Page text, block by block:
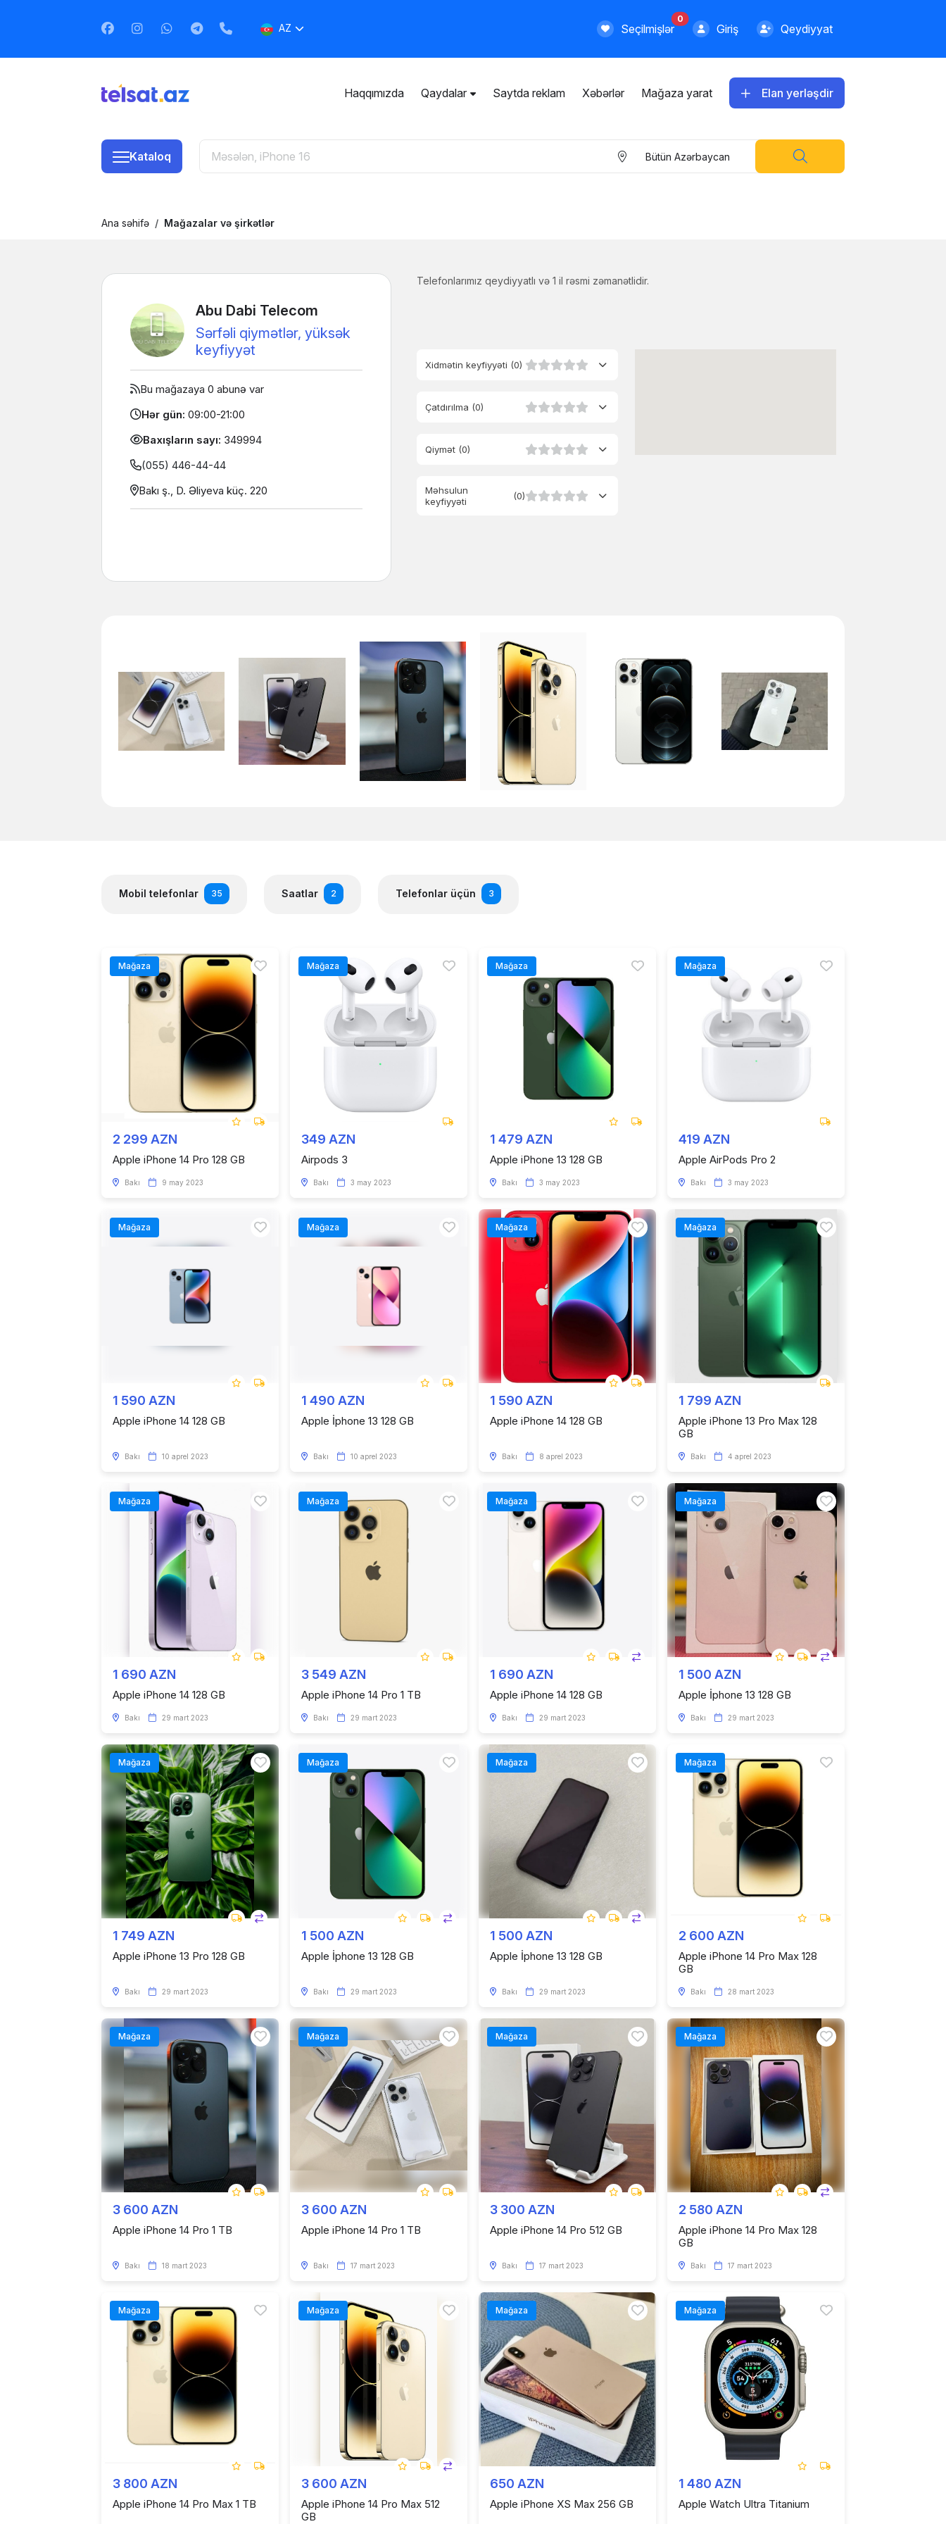
AZ Seçilmişlər
0
Giriş Qeydiyyat
Haqqımızda Qaydalar Saytda reklam Xəbərlər Mağaza yarat Elan yerləşdir
Kataloq Bütün Azərbaycan
Ana səhifə Mağazalar və şirkətlər
Abu Dabi Telecom
Sərfəli qiymətlər, yüksək
keyfiyyət
Bu mağazaya 0 abunə var
Hər gün: 09:00-21:00
Baxışların sayı: 349994
(055) 446-44-44
Bakı ş., D. Əliyeva küç. 220
Telefonlarımız qeydiyyatlı və 1 il rəsmi zəmanətlidir.
Xidmətin keyfiyyəti (0)
Çatdırılma (0)
Qiymət (0)
Məhsulun
keyfiyyəti
(0)
Mobil telefonlar 35 Saatlar 2 Telefonlar üçün 3
Mağaza
2 299 AZN
Apple iPhone 14 Pro 128 GB
Bakı 9 may 2023
Mağaza
349 AZN
Airpods 3
Bakı 3 may 2023
Mağaza
1 479 AZN
Apple iPhone 13 128 GB
Bakı 3 may 2023
Mağaza
419 AZN
Apple AirPods Pro 2
Bakı 3 may 2023
Mağaza
1 590 AZN
Apple iPhone 14 128 GB
Bakı 10 aprel 2023
Mağaza
1 490 AZN
Apple İphone 13 128 GB
Bakı 10 aprel 2023
Mağaza
1 590 AZN
Apple iPhone 14 128 GB
Bakı 8 aprel 2023
Mağaza
1 799 AZN
Apple iPhone 13 Pro Max 128
GB
Bakı 4 aprel 2023
Mağaza
1 690 AZN
Apple iPhone 14 128 GB
Bakı 29 mart 2023
Mağaza
3 549 AZN
Apple iPhone 14 Pro 1 TB
Bakı 29 mart 2023
Mağaza
1 690 AZN
Apple iPhone 14 128 GB
Bakı 29 mart 2023
Mağaza
1 500 AZN
Apple İphone 13 128 GB
Bakı 29 mart 2023
Mağaza
1 749 AZN
Apple iPhone 13 Pro 128 GB
Bakı 29 mart 2023
Mağaza
1 500 AZN
Apple İphone 13 128 GB
Bakı 29 mart 2023
Mağaza
1 500 AZN
Apple İphone 13 128 GB
Bakı 29 mart 2023
Mağaza
2 600 AZN
Apple iPhone 14 Pro Max 128
GB
Bakı 28 mart 2023
Mağaza
3 600 AZN
Apple iPhone 14 Pro 1 TB
Bakı 18 mart 2023
Mağaza
3 600 AZN
Apple iPhone 14 Pro 1 TB
Bakı 17 mart 2023
Mağaza
3 300 AZN
Apple iPhone 14 Pro 512 GB
Bakı 17 mart 2023
Mağaza
2 580 AZN
Apple iPhone 14 Pro Max 128
GB
Bakı 17 mart 2023
Mağaza
3 800 AZN
Apple iPhone 14 Pro Max 1 TB
Mağaza
3 600 AZN
Apple iPhone 14 Pro Max 512
GB
Mağaza
650 AZN
Apple iPhone XS Max 256 GB
Mağaza
1 480 AZN
Apple Watch Ultra Titanium